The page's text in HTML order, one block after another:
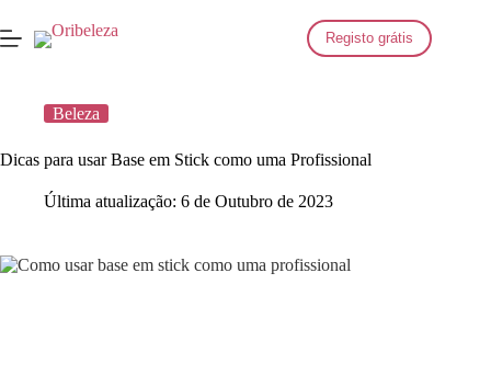
para
o
Registo grátis
Beleza
Dicas para usar Base em Stick como uma Profissional
Última atualização: 6 de Outubro de 2023